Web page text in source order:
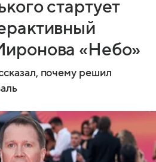
стартует
«Небо»
почему решил